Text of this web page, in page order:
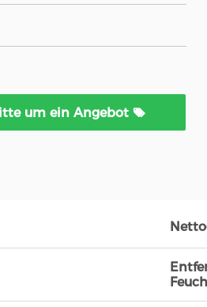
um ein Angebot